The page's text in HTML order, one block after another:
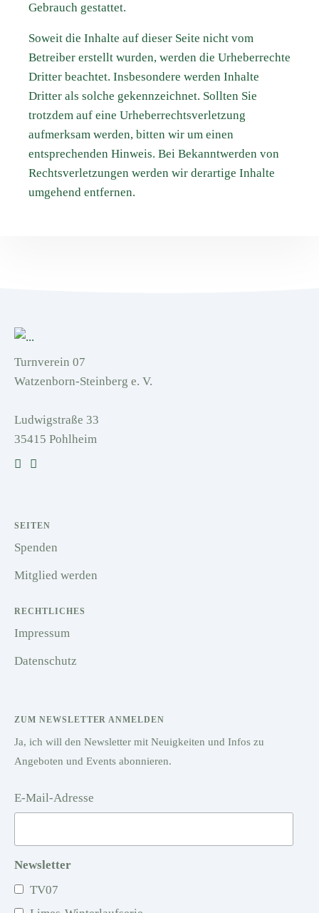
Gebrauch gestattet.
Soweit die Inhalte auf dieser Seite nicht vom
Betreiber erstellt wurden, werden die Urheberrechte
Dritter beachtet. Insbesondere werden Inhalte
Dritter als solche gekennzeichnet. Sollten Sie
trotzdem auf eine Urheberrechtsverletzung
aufmerksam werden, bitten wir um einen
entsprechenden Hinweis. Bei Bekanntwerden von
Rechtsverletzungen werden wir derartige Inhalte
umgehend entfernen.
Turnverein 07
Watzenborn-Steinberg e. V.
Ludwigstraße 33
35415 Pohlheim
SEITEN
Spenden
Mitglied werden
RECHTLICHES
Impressum
Datenschutz
ZUM NEWSLETTER ANMELDEN
Ja, ich will den Newsletter mit Neuigkeiten und Infos zu
Angeboten und Events abonnieren.
E-Mail-Adresse
Newsletter
TV07